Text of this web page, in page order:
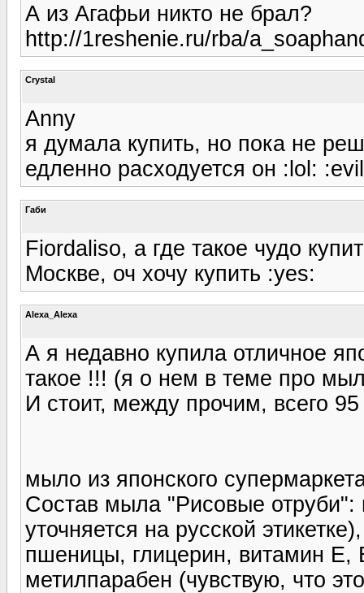
А из Агафьи никто не брал?
http://1reshenie.ru/rba/
Crystal
Anny
я думала купить, но пока не
едленно расходуется он :lol:
Габи
Fiordaliso, а где такое чудо
Москве, оч хочу купить :yes:
Alexa_Alexa
А я недавно купила отличное
такое !!! (я о нем в теме про
И стоит, между прочим, всего
мыло из японского
Состав мыла "Рисовые
уточняется на русской
пшеницы, глицерин, витамин E,
метилпарабен (чувствую, что